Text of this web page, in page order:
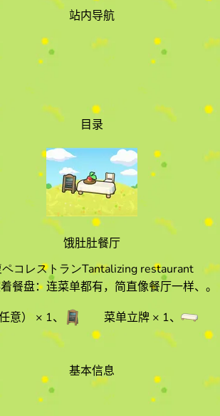
站内导航
目录
饿肚肚餐厅
コレストランTantalizing restaurant
餐盘：连菜单都有，简直像餐厅一样、。
意） × 1、 菜单立牌 × 1、
基本信息